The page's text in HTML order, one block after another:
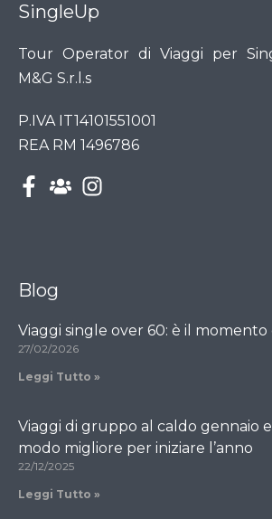
SingleUp
Tour Operator di Viaggi per
M&G S.r.l.s
P.IVA IT14101551001
REA RM 1496786
Blog
Viaggi single over 60: è il momento
27/02/2026
Leggi Tutto »
Viaggi di gruppo al caldo gennaio e
modo migliore per iniziare l’anno
22/12/2025
Leggi Tutto »